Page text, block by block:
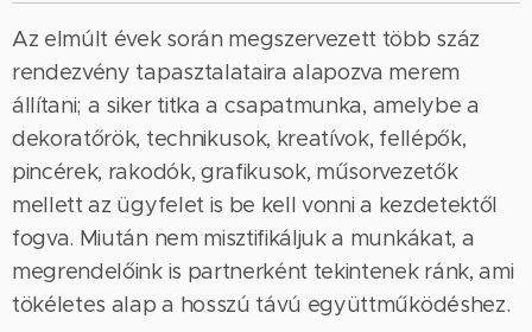
Az elmúlt évek során megszervezett több száz
rendezvény tapasztalataira alapozva merem
állítani; a siker titka a csapatmunka, amelybe a
dekoratőrök, technikusok, kreatívok, fellépők,
pincérek, rakodók, grafikusok, műsorvezetők
mellett az ügyfelet is be kell vonni a kezdetektől
fogva. Miután nem misztifikáljuk a munkákat, a
megrendelőink is partnerként tekintenek ránk, ami
tökéletes alap a hosszú távú együttműködéshez.